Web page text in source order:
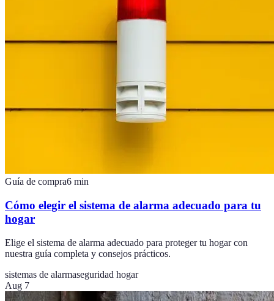
Guía de compra6 min
Cómo elegir el sistema de alarma adecuado para tu
hogar
Elige el sistema de alarma adecuado para proteger tu hogar con
nuestra guía completa y consejos prácticos.
sistemas de alarmaseguridad hogar
Aug 7